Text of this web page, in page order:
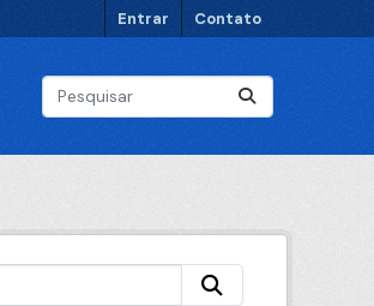
Entrar Contato